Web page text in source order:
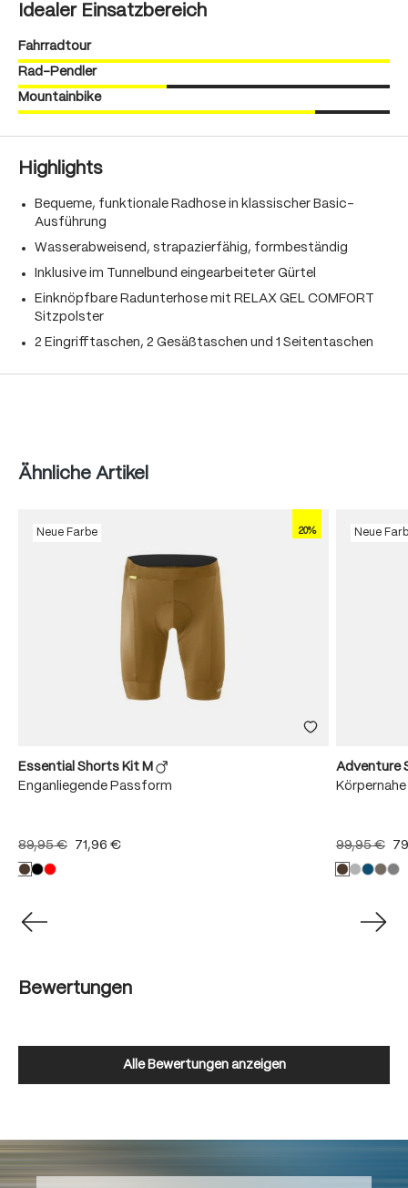
Idealer Einsatzbereich
Fahrradtour
Rad-Pendler
Mountainbike
Highlights
Bequeme, funktionale Radhose in klassischer Basic-
Ausführung
Wasserabweisend, strapazierfähig, formbeständig
Inklusive im Tunnelbund eingearbeiteter Gürtel
Einknöpfbare Radunterhose mit RELAX GEL COMFORT
Sitzpolster
2 Eingrifftaschen, 2 Gesäßtaschen und 1 Seitentaschen
Produktgalerie überspringen
Ähnliche Artikel
20%
Neue Farbe
Essential Shorts Kit M
Enganliegende Passform
89,95 € 71,96 €
Neue
Adventure
99,95 €
Bewertungen
Alle Bewertungen anzeigen